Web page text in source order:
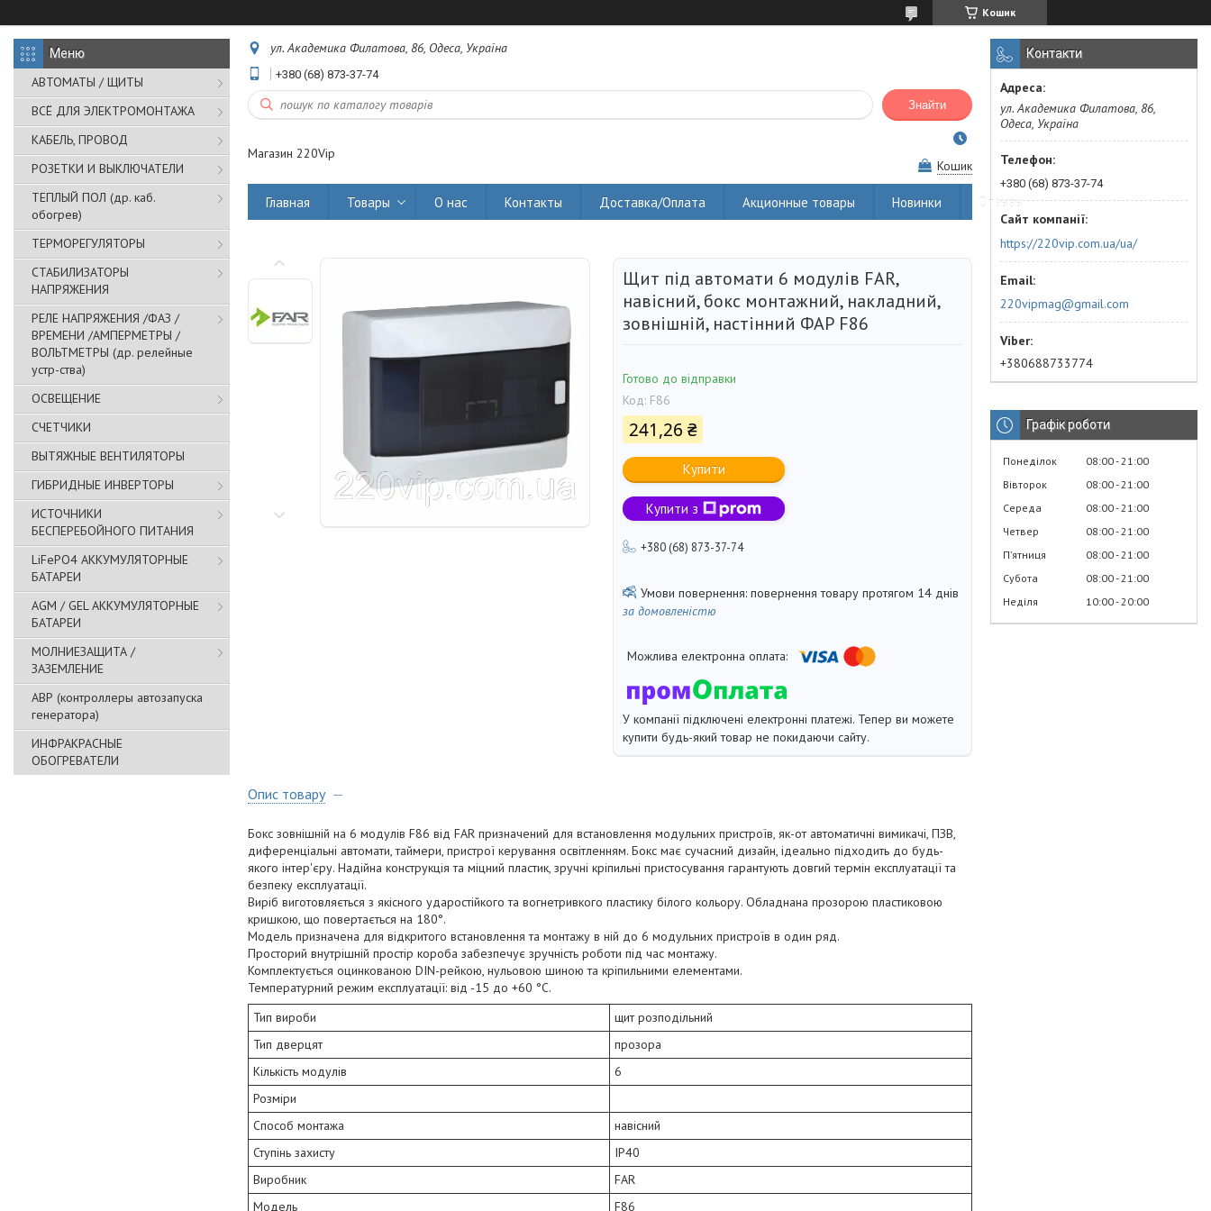
Кошик
АВТОМАТЫ / ЩИТЫ
ВСЁ ДЛЯ ЭЛЕКТРОМОНТАЖА
КАБЕЛЬ, ПРОВОД
РОЗЕТКИ И ВЫКЛЮЧАТЕЛИ
ТЕПЛЫЙ ПОЛ (др. каб.
обогрев)
ТЕРМОРЕГУЛЯТОРЫ
СТАБИЛИЗАТОРЫ
НАПРЯЖЕНИЯ
РЕЛЕ НАПРЯЖЕНИЯ /ФАЗ /
ВРЕМЕНИ /АМПЕРМЕТРЫ /
ВОЛЬТМЕТРЫ (др. релейные
устр-ства)
ОСВЕЩЕНИЕ
СЧЕТЧИКИ
ВЫТЯЖНЫЕ ВЕНТИЛЯТОРЫ
ГИБРИДНЫЕ ИНВЕРТОРЫ
ИСТОЧНИКИ
БЕСПЕРЕБОЙНОГО ПИТАНИЯ
LiFePO4 АККУМУЛЯТОРНЫЕ
БАТАРЕИ
AGM / GEL АККУМУЛЯТОРНЫЕ
БАТАРЕИ
МОЛНИЕЗАЩИТА /
ЗАЗЕМЛЕНИЕ
АВР (контроллеры автозапуска
генератора)
ИНФРАКРАСНЫЕ
ОБОГРЕВАТЕЛИ
ул. Академика Филатова, 86, Одеса, Україна
+380 (68) 873-37-74
Знайти
Магазин 220Vip
Кошик
Главная Товары О нас Контакты Доставка/Оплата Акционные товары Новинки Отзывы
Щит під автомати 6 модулів FAR,
навісний, бокс монтажний, накладний,
зовнішній, настінний ФАР F86
Готово до відправки
Код: F86
241,26 ₴
Купити
Купити з
+380 (68) 873-37-74
повернення товару протягом 14 днів
за домовленістю
У компанії підключені електронні платежі. Тепер ви можете
купити будь-який товар не покидаючи сайту.
Опис товару
Бокс зовнішній на 6 модулів F86 від FAR призначений для встановлення модульних пристроїв, як-от автоматичні вимикачі, ПЗВ,
диференціальні автомати, таймери, пристрої керування освітленням. Бокс має сучасний дизайн, ідеально підходить до будь-
якого інтер'єру. Надійна конструкція та міцний пластик, зручні кріпильні пристосування гарантують довгий термін експлуатації та
безпеку експлуатації.
Виріб виготовляється з якісного ударостійкого та вогнетривкого пластику білого кольору. Обладнана прозорою пластиковою
кришкою, що повертається на 180°.
Модель призначена для відкритого встановлення та монтажу в ній до 6 модульних пристроїв в один ряд.
Просторий внутрішній простір короба забезпечує зручність роботи під час монтажу.
Комплектується оцинкованою DIN-рейкою, нульовою шиною та кріпильними елементами.
Температурний режим експлуатації: від -15 до +60 °C.
Тип вироби
щит розподільний
Тип дверцят
прозора
Кількість модулів
6
Розміри
Способ монтажа
навісний
Ступінь захисту
IP40
Виробник
FAR
Модель
F86
Контакти
ул. Академика Филатова, 86,
Одеса, Україна
+380 (68) 873-37-74
https://220vip.com.ua/ua/
220vipmag@gmail.com
+380688733774
Графік роботи
Понеділок 08:00 21:00
Вівторок
08:00 21:00
Середа
08:00 21:00
Четвер
08:00 21:00
Пʼятниця
08:00 21:00
Субота
08:00 21:00
Неділя
10:00 20:00